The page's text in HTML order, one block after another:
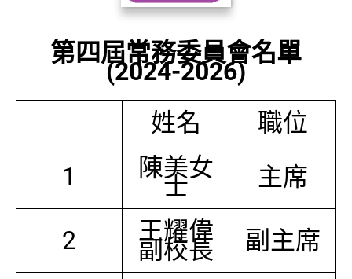
第四屆常務委員會名單
(2024-2026)
姓名
職位
1
陳美女
士 主席
2 王耀偉
副校長 副主席